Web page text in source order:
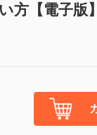
方【電子版】